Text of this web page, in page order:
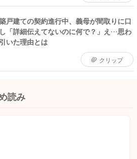
戸建ての契約進行中、義母が間取りに口
「詳細伝えてないのに何で？」え…思わ
いた理由とは
クリップ
読み